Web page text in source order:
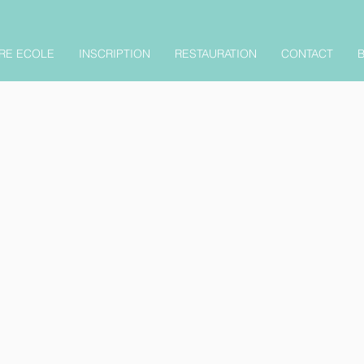
ECOLE INSCRIPTION RESTAURATION CONTACT